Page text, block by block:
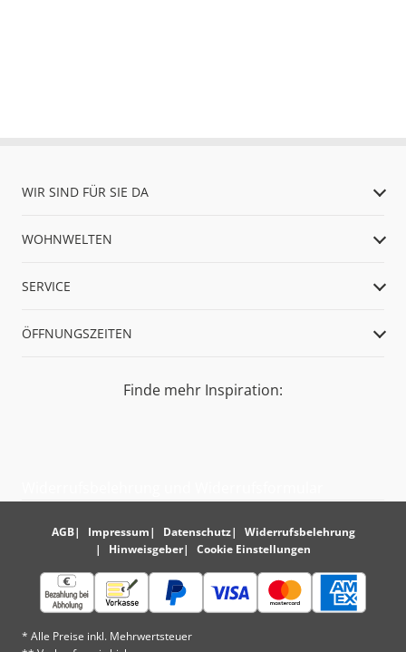
WIR SIND FÜR SIE DA
WOHNWELTEN
SERVICE
ÖFFNUNGSZEITEN
Finde mehr Inspiration:
AGB Impressum Datenschutz
Widerrufsbelehrung
Hinweisgeber
Cookie Einstellungen
* Alle Preise inkl. Mehrwertsteuer